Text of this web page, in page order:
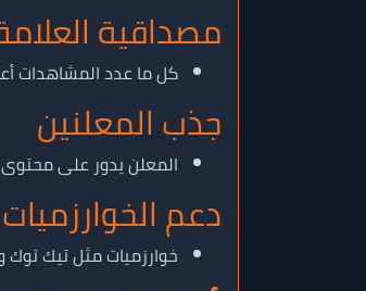
مصداقية
كل ما عدد المشاهدات
جذب المعلنين
المعلن يدور على
دعم الخوارزميات
خوارزميات مثل تيك توك